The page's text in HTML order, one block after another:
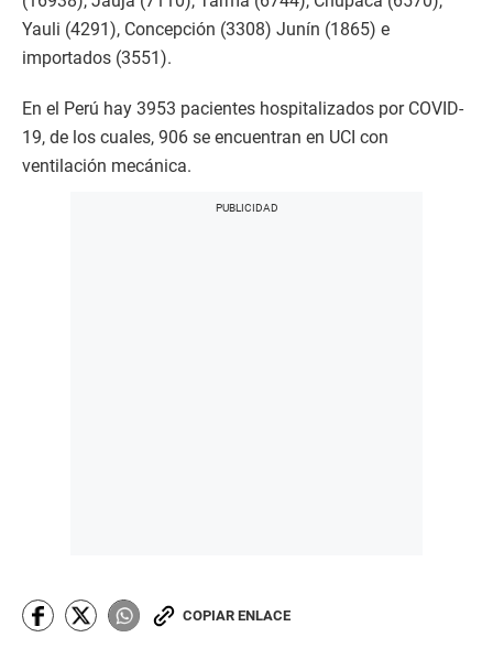
Yauli (4291), Concepción (3308) Junín (1865) e
importados (3551).
En el Perú hay 3953 pacientes hospitalizados por COVID-
19, de los cuales, 906 se encuentran en UCI con
ventilación mecánica.
COPIAR ENLACE